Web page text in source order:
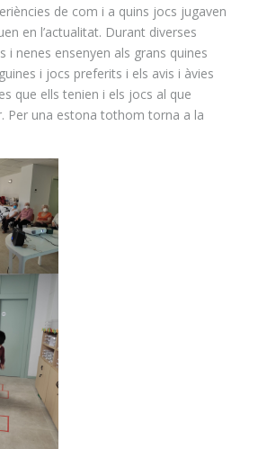
de com i a quins jocs jugaven
en l’actualitat. Durant diverses
i nenes ensenyen als grans quines
i jocs preferits i els avis i àvies
que ells tenien i els jocs al que
Per una estona tothom torna a la